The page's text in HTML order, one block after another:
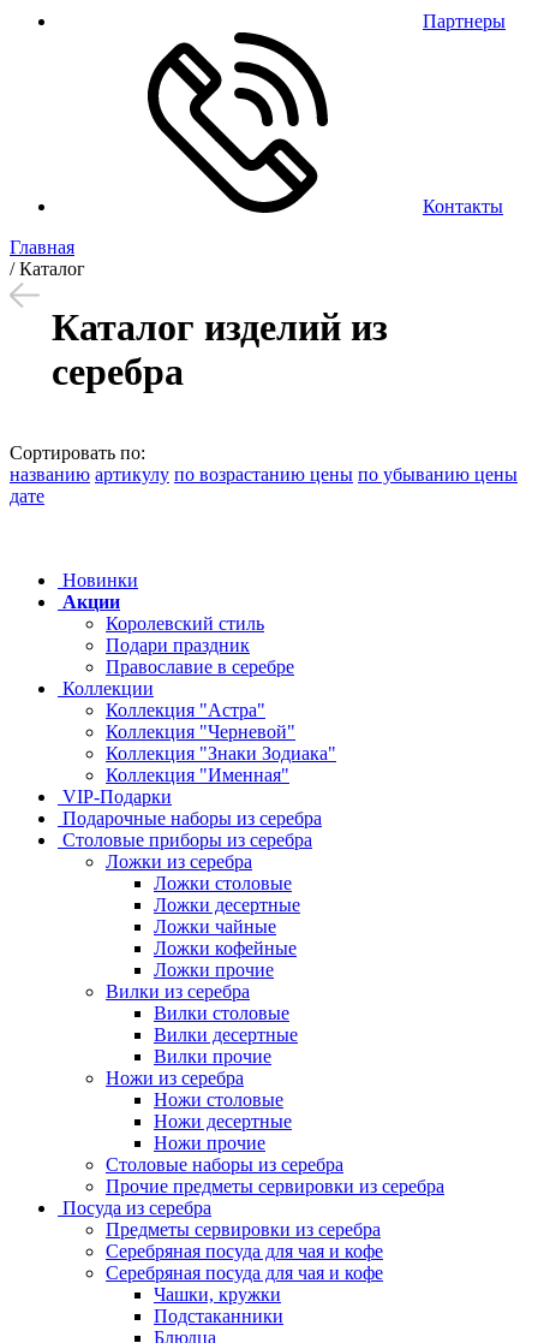
Партнеры
Контакты
Главная
/Каталог
Каталог изделий из
серебра
Сортировать по:
названию артикулу по возрастанию цены по убыванию цены
дате
Новинки
Акции
Королевский стиль
Подари праздник
Православие в серебре
Коллекции
Коллекция "Астра"
Коллекция "Черневой"
Коллекция "Знаки Зодиака"
Коллекция "Именная"
VIP-Подарки
Подарочные наборы из серебра
Столовые приборы из серебра
Ложки из серебра
Ложки столовые
Ложки десертные
Ложки чайные
Ложки кофейные
Ложки прочие
Вилки из серебра
Вилки столовые
Вилки десертные
Вилки прочие
Ножи из серебра
Ножи столовые
Ножи десертные
Ножи прочие
Столовые наборы из серебра
Прочие предметы сервировки из серебра
Посуда из серебра
Предметы сервировки из серебра
Серебряная посуда для чая и кофе
Серебряная посуда для чая и кофе
Чашки, кружки
Подстаканники
Блюдца